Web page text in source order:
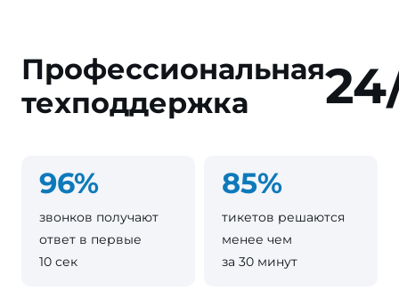
Профессиональная
техподдержка
96%
звонков получают
ответ в первые
10 сек
85%
тикетов решаются
менее чем
за 30 минут